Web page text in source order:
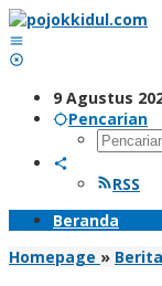
Lewati
ke
konten
9 Agustus
Pencarian
RSS
Beranda
Homepage » Berita